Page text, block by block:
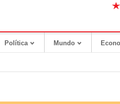
Política Mundo